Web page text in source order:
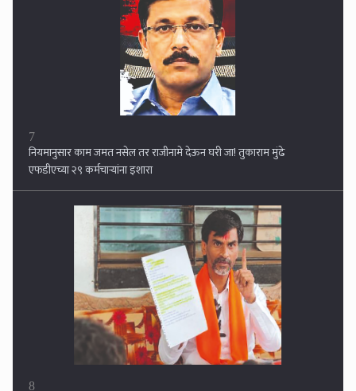
7
नियमानुसार काम जमत नसेल तर राजीनामे देऊन घरी जा! तुकाराम मुंढे
एफडीएच्या २९ कर्मचार्‍यांना इशारा
8